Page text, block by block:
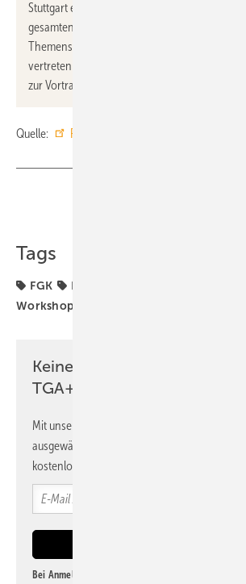
Stuttgart eine Gelegenheit. Der FGK wird dort
gesamten Messe mit einer Sonderschaufläche
Themenschwerpunkt „Lernförderliche
vertreten sein. Gemeinsam mit dem BLV lädt er
zur Vortragsreihe mit dem Thema
Quelle: FGK
Tags
FGK Raumklima
Workshop
Keine Zeit? Kein Problem mit
TGA+E Newsletter!
Mit unserem Newsletter erhalten Sie
ausgewählte Informationen und Neuigkeiten,
kostenlos direkt ins Postfach.
Bei Anmeldung zu diesem Newsletter bin ich damit